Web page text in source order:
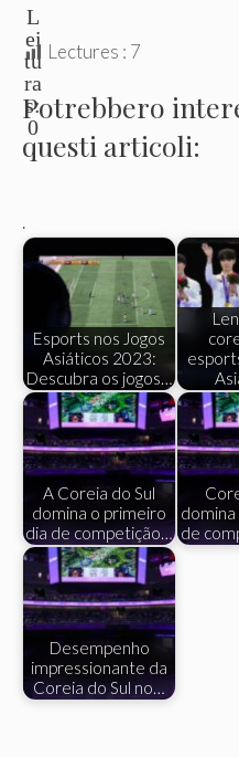
L
ei
tu
ra
s:
0
Lectures : 7
Potrebbero
questi articoli:
.
Esports nos Jogos
Asiáticos 2023:
Descubra os jogos…
A Coreia do Sul
domina o primeiro
dia de competição… de
Desempenho
impressionante da
Coreia do Sul no…